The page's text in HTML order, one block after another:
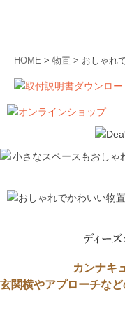
HOME > 物置 > おしゃれ
カンナキ
玄関横やアプローチな